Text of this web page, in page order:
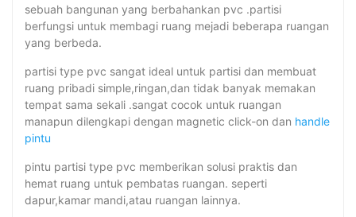
sebuah bangunan yang berbahankan pvc .partisi
berfungsi untuk membagi ruang mejadi beberapa ruangan
yang berbeda.
partisi type pvc sangat ideal untuk partisi dan membuat
ruang pribadi simple,ringan,dan tidak banyak memakan
tempat sama sekali .sangat cocok untuk ruangan
manapun dilengkapi dengan magnetic click-on dan handle
pintu
pintu partisi type pvc memberikan solusi praktis dan
hemat ruang untuk pembatas ruangan. seperti
dapur,kamar mandi,atau ruangan lainnya.